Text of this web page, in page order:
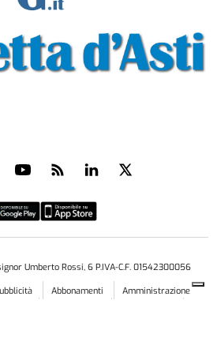
Umberto Rossi, 6 P.IVA-C.F. 01542300056
Abbonamenti
Amministrazione